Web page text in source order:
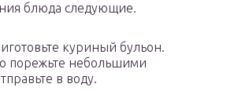
блюда следующие.
куриный бульон.
порежьте небольшими
в воду.